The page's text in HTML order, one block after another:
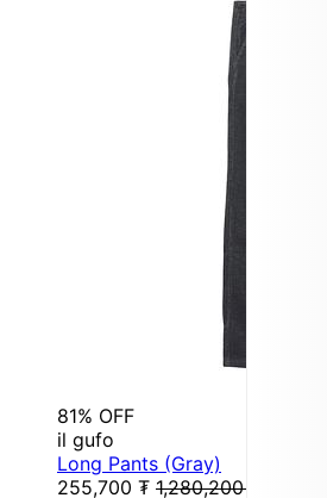
81% OFF
il gufo
Long Pants (Gray)
255,700 ₮ 1,280,200